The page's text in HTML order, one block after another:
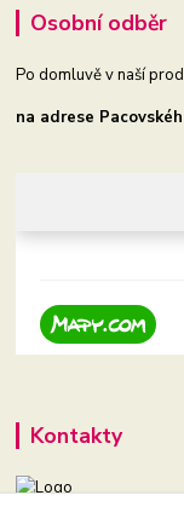
Osobní odběr
Po domluvě v naší
na adrese
Kontakty